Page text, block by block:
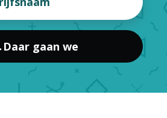
Daar gaan we